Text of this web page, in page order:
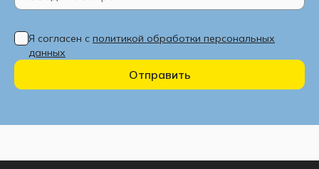
Я согласен с политикой обработки персональных
данных
Отправить